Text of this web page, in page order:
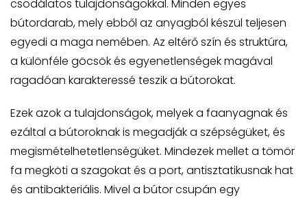
csodálatos tulajdonságokkal. Minden egyes
bútordarab, mely ebből az anyagból készül teljesen
egyedi a maga nemében. Az eltérő szín és struktúra,
a különféle göcsök és egyenetlenségek magával
ragadóan karakteressé teszik a bútorokat.
Ezek azok a tulajdonságok, melyek a faanyagnak és
ezáltal a bútoroknak is megadják a szépségüket, és
megismételhetetlenségüket. Mindezek mellet a tömör
fa megköti a szagokat és a port, antisztatikusnak hat
és antibakteriális. Mivel a bútor csupán egy